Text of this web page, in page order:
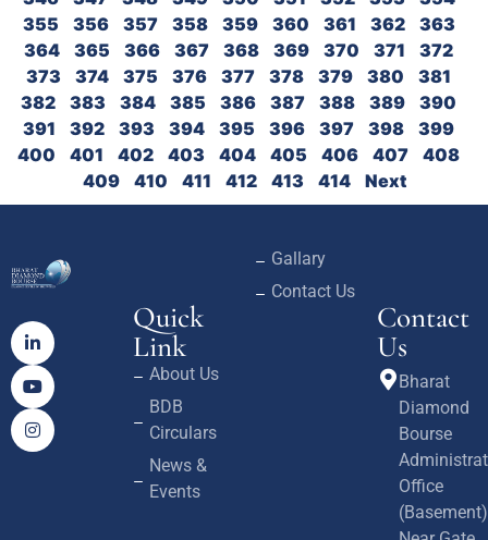
355
356 357 358 359 360 361 362
363
364
365 366 367 368 369 370 371
372
373
374 375 376 377 378 379 380
381
382
383 384 385 386 387 388 389
390
391
392 393 394 395 396 397 398
399
400
401 402 403 404 405 406 407
408
409
410 411 412 413 414 Next
Quick
Link
About Us
BDB
Circulars
News &
Events
Gallary
Contact Us
Contact
Us
Bharat
Diamond
Bourse
Office
(Basement)